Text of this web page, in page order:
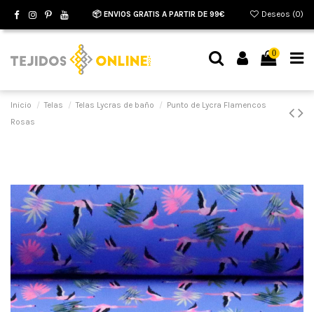
📦 ENVIOS GRATIS A PARTIR DE 99€ Deseos (0)
0
Inicio Telas Telas Lycras de baño
Punto de Lycra Flamencos
Rosas